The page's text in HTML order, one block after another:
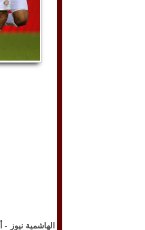
الهاشمية نيوز -